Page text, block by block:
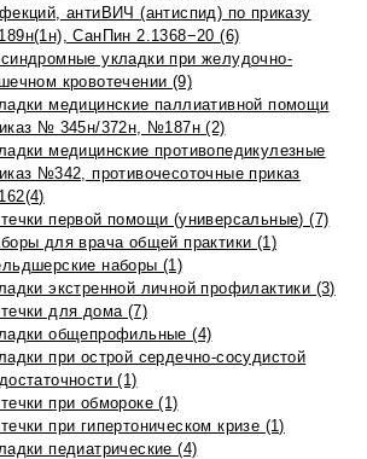
антиВИЧ (антиспид) по приказу
СанПин 2.1368−20 (6)
укладки при желудочно-
кровотечении (9)
медицинские паллиативной помощи
№ 345н/372н, №187н (2)
медицинские противопедикулезные
№342, противочесоточные приказ
первой помощи (универсальные) (7)
для врача общей практики (1)
наборы (1)
экстренной личной профилактики (3)
для дома (7)
общепрофильные (4)
при острой сердечно-сосудистой
(1)
при обмороке (1)
при гипертоническом кризе (1)
педиатрические (4)